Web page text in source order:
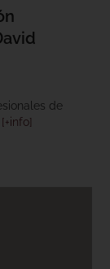
de
[+info]